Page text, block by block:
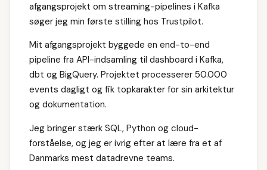
afgangsprojekt om streaming-pipelines i Kafka
søger jeg min første stilling hos Trustpilot.
Mit afgangsprojekt byggede en end-to-end
pipeline fra API-indsamling til dashboard i Kafka,
dbt og BigQuery. Projektet processerer 50.000
events dagligt og fik topkarakter for sin arkitektur
og dokumentation.
Jeg bringer stærk SQL, Python og cloud-
forståelse, og jeg er ivrig efter at lære fra et af
Danmarks mest datadrevne teams.